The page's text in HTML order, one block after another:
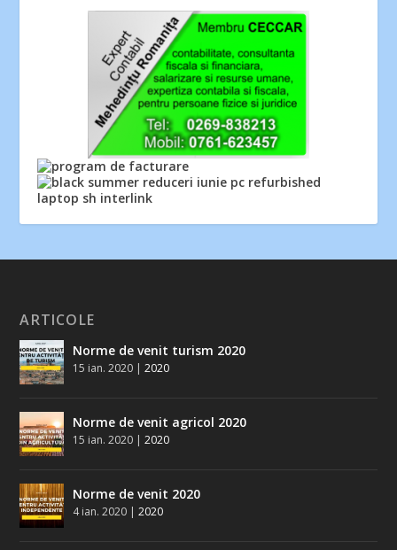
ARTICOLE
Norme de venit turism 2020
15 ian. 2020 |2020
Norme de venit agricol 2020
15 ian. 2020 |2020
Norme de venit 2020
4 ian. 2020 |2020